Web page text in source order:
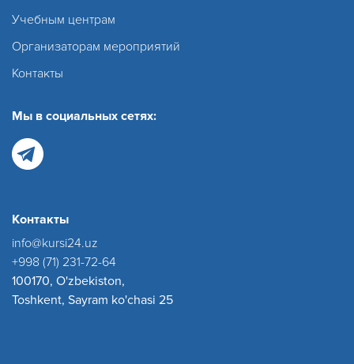
Учебным центрам
Организаторам мероприятий
Контакты
Мы в социальных сетях:
Контакты
info@kursi24.uz
+998 (71) 231-72-64
100170, O'zbekiston,
Toshkent, Sayram ko'chasi 25